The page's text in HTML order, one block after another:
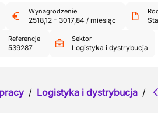
Wynagrodzenie
2518,12- 3017,84 / miesiąc
Referencje
539287
Sektor
Logistyka i dystrybucja
/ Logistyka i dystrybucja /